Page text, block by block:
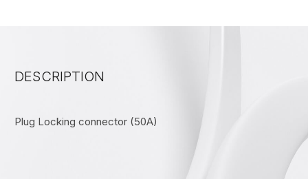
DESCRIPTION
Plug Locking connector (50A)